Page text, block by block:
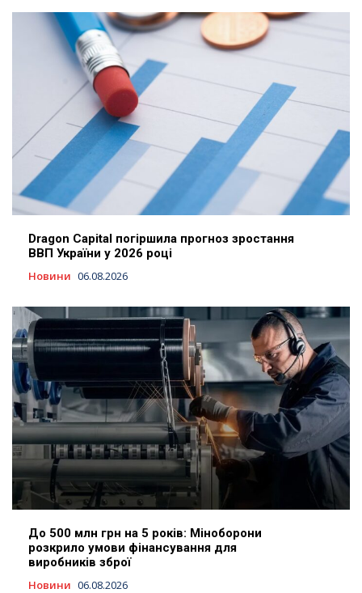
Dragon Capital погіршила прогноз зростання
ВВП України у 2026 році
Новини 06.08.2026
До 500 млн грн на 5 років: Міноборони
розкрило умови фінансування для
виробників зброї
Новини 06.08.2026